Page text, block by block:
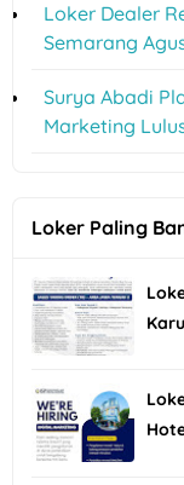
Loker Dealer
Semarang
Surya Abadi
Marketing
Loker Paling